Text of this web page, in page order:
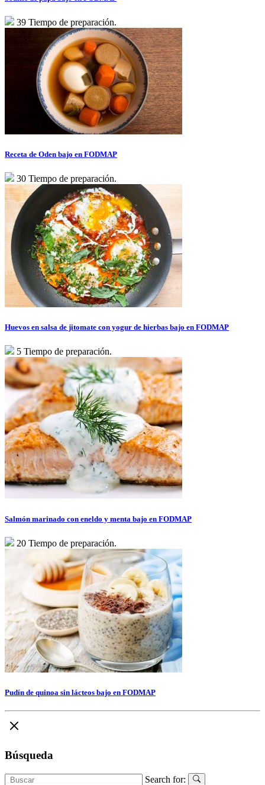
39 Tiempo de preparación.
Receta de Oden bajo en FODMAP
30 Tiempo de preparación.
Huevos en salsa de jitomate con yogur de hierbas bajo en FODMAP
5 Tiempo de preparación.
Salmón marinado con eneldo y menta bajo en FODMAP
20 Tiempo de preparación.
Pudín de quinoa sin lácteos bajo en FODMAP
Búsqueda
Search for: